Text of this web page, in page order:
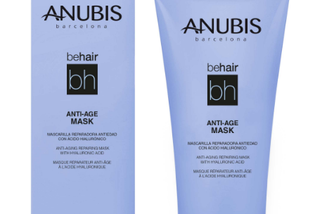
Безкоштовна консультація
Вхід/Реєстрація